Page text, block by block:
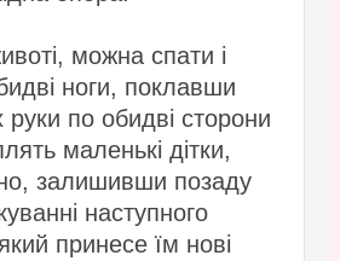
можна спати і
ноги, поклавши
руки по обидві сторони
маленькі дітки,
залишивши позаду
наступного
принесе їм нові